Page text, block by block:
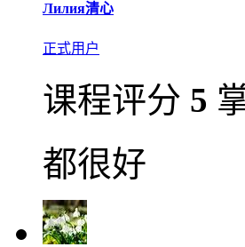
Лилия清心
正式用户
课程评分 5
都很好